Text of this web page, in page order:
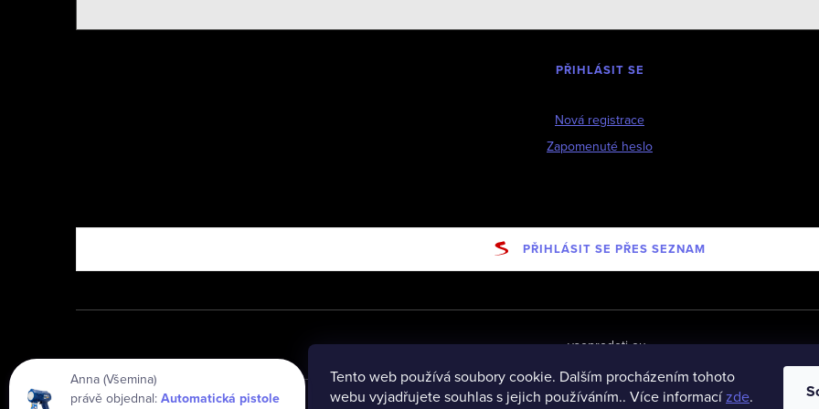
Tento web používá soubory cookie. Dalším procházením tohoto
webu vyjadřujete souhlas s jejich používáním.. Více informacízde.
PŘIHLÁSIT SE
Nová registrace
Zapomenuté heslo
PŘIHLÁSIT SE PŘES SEZNAM
vseprodeti-eu
Anna (Všemina)
právě objednal: Automatická pistole